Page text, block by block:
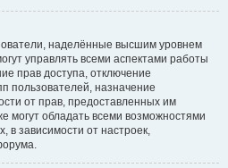
наделённые высшим уровнем
управлять всеми аспектами работы
прав доступа, отключение
пользователей, назначение
от прав, предоставленных им
могут обладать всеми возможностями
в зависимости от настроек,